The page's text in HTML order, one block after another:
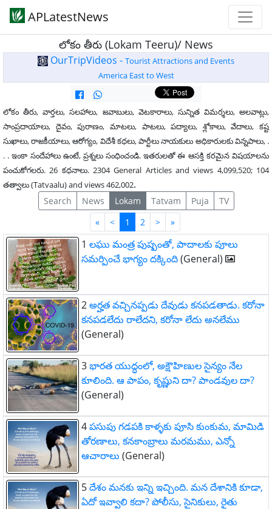
APLatestNews
లోకం తీరు (Lokam Teeru)/ News
OurTripVideos - Tourist Attractions and Events
America East to West
లోకం తీరు, వార్తలు, సలహాలు, జవాబులు, వెటకారాలు, సున్నిత విమర్శలు, అలవాట్లు,
సాంప్రదాయాలు, దైవం, పురాణం, మాటలు, పాటలు, పద్యాలు, శ్లోకాలు, వేదాలు, కష్ట
సుఖాలు, రాజకీయాలు, ఆరోగ్యం, విదేశీ కధలు, పార్టీలు నాయకులు అధికారులకు విన్నపాలు, .
. . ఇంకా సందేహాలు ఉంటే, ప్రశ్నలు సంధించండి. ఇతరులతో ఈ ఆసక్తి కరమైన విషయాలను
పంచుకోగలరు. 26 కధనాలు. 2304 General Articles and views 4,099,520; 104
తత్వాలు (Tatvaalu) and views 462,002.
Search News Lokam Tatvam Puja
TV
«First
< 1 2 > »Last
1 లఘు మంత్ర పుష్పంతో, పాదాలకు పూలు
సమర్పించే భాగ్యం దక్కింది(General)
2అర్హత వచ్చినప్పడు దేవుడు కనపడతాడు. కరోనా
కనపడలేదు రాలేదని, కరోనా లేదు అనలేము
(General)
3భారత యుద్ధంలో, అక్షౌహిణుల సైన్యం నేల
కూలింది. ఆ పాపం, కృష్ణుని దా? పాండవుల దా?
(General)
4పసుపు గడపకి కాళ్ళకు పూసి కుంకుమ, మామిడి
తోరణాలు, కనకాంబ్రాలు మరమము, ఎన్నో
ఆచారాలు (General)
5దేశం మనకు ఇన్ని ఇచ్చింది. మన దేశానికి కూడా,
ఏదో ఇవ్వాలి కదా? పోలీసు, సైనికులు, రైతు